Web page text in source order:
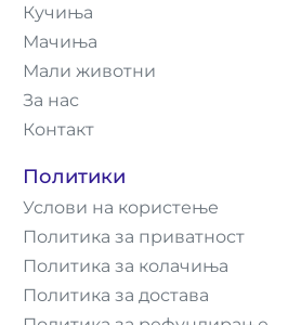
Кучиња
Мачиња
Мали животни
За нас
Контакт
Политики
Услови на користење
Политика за приватност
Политика за колачиња
Политика за достава